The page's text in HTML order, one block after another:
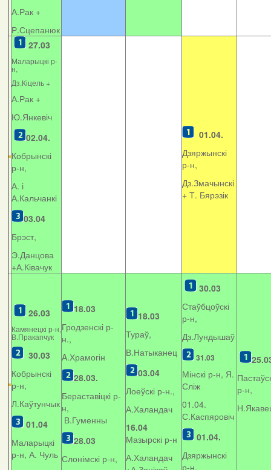
А.Рак +
Р.Сцепанюк
27.03
Маларыцкі р-
н,
Дз.Кіцель +
А.Рак +
Ю.Янкевіч
02.04.
Кобрынскі
р-н,
А. і
А.Кальчанкі
03.04
Брэст,
Э.Данцова
+А.Ківачук
01.04.
Дзяржынскі
р-н,
Дз.Змачынскі
+ Т. Бярэзік
26.03
Камянецкі р-н,
В.Пракапчук
30.03
Кобрынскі
р-н,
Л.Каўтунчык
01.04
Маларыцкі
р-н, А. Чуль
18.03
Гродзенскі р-
н.,
A.Храмогін
28.03.
Бераставіцкі р-
н,
В.Гуменны
28.03
Слонімскі р-н,
18.03
Тураў,
В.Натыканец
03.04
Лоеўскі р-н.,
А.Халандач
16.04
Мазырскі р-н
А.Халандач
30.03
Стаўбцоўскі
р-н,
Дз.Лундышаў
31.03
Мінскі р-н, Я.
Сліж
01.04.
С.Каспяровіч
01.04.
Дзяржынскі
р-н,
р-н,